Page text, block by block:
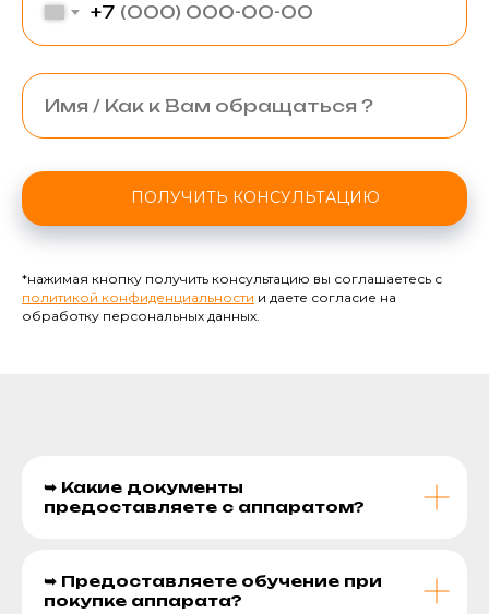
+7
ПОЛУЧИТЬ КОНСУЛЬТАЦИЮ
*нажимая кнопку получить консультацию вы соглашаетесь с
политикой конфиденциальности и даете согласие на
обработку персональных данных.
➥ Какие документы
предоставляете с аппаратом?
➥ Предоставляете обучение при
покупке аппарата?